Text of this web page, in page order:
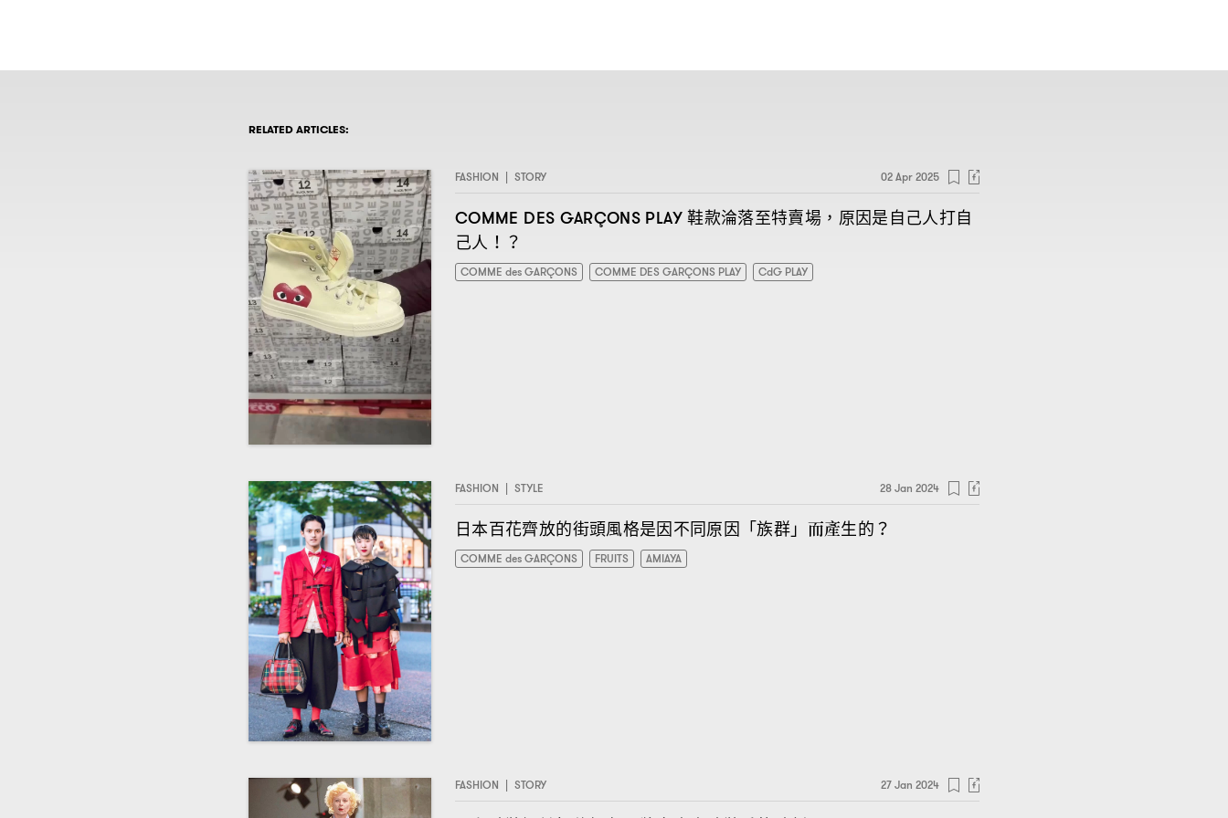
RELATED ARTICLES:
FASHION | STORY 02 Apr 2025
COMME DES GARÇONS PLAY鞋款淪落至特賣場 ， 原因是自己人打自
己人 ！？
COMME des GARÇONS COMME DES GARÇONS PLAY CdG PLAY
FASHION | STYLE 28 Jan 2024
日本百花齊放的街頭風格是因不同原因「族群」而產生的？
COMME des GARÇONS FRUITS AMIAYA
FASHION | STORY 27 Jan 2024